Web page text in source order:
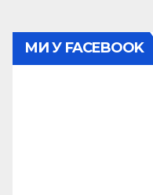
МИ У FACEBOOK